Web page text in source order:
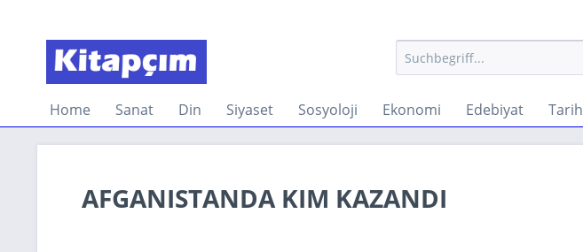
Home Sanat Din Siyaset Sosyoloji Ekonomi Edebiyat Tarih
AFGANISTANDA KIM KAZANDI